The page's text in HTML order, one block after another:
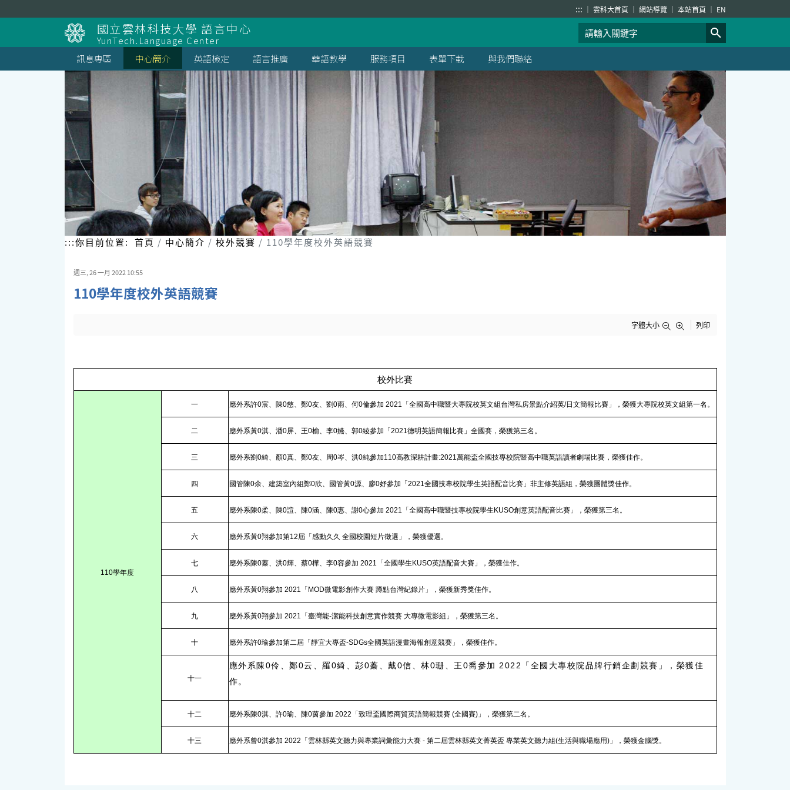
到
::: 雲科大首頁 網站導覽 本站首頁 EN
國立雲林科技大學 語言中心
YunTech.Language Center
訊息專區
中心簡介 英語檢定 語言推廣 華語教學 服務項目 表單下載 與我們聯絡
:::你目前位置: 首頁 中心簡介 校外競賽 110學年度校外英語競賽
週三, 26 一月 2022 10:55
110學年度校外英語競賽
字體大小 列印
校外比賽
110學年度
一 應外系許0宸、陳0慈、鄭0友、劉0雨、何0倫參加 2021「全國高中職暨大專院校英文組台灣私房景點介紹英/日文簡報比賽」，榮獲大專院校英文組第一名。
二 應外系黃0淇、潘0屏、王0榆、李0嬿、郭0綾參加「2021德明英語簡報比賽」全國賽，榮獲第三名。
三 應外系劉0綺、顏0真、鄭0友、周0岑、洪0純參加110高教深耕計畫:2021萬能盃全國技專校院暨高中職英語讀者劇場比賽，榮獲佳作。
四 國管陳0余、建築室內組鄭0欣、國管黃0源、廖0妤參加「2021全國技專校院學生英語配音比賽」非主修英語組，榮獲團體獎佳作。
五 應外系陳0柔、陳0諠、陳0涵、陳0惠、謝0心參加 2021「全國高中職暨技專校院學生KUSO創意英語配音比賽」，榮獲第三名。
六 應外系黃0翔參加第12屆「感動久久 全國校園短片徵選」，榮獲優選。
七 應外系陳0蓁、洪0輝、蔡0樺、李0容參加 2021「全國學生KUSO英語配音大賽」，榮獲佳作。
八 應外系黃0翔參加 2021「MOD微電影創作大賽 蹲點台灣紀錄片」，榮獲新秀獎佳作。
九 應外系黃0翔參加 2021「臺灣能-潔能科技創意實作競賽 大專微電影組」，榮獲第三名。
十 應外系許0瑜參加第二屆「靜宜大專盃-SDGs全國英語漫畫海報創意競賽」，榮獲佳作。
十一
應外系陳0伶、鄭0云、羅0綺、彭0蓁、戴0信、林0珊、王0喬參加 2022「全國大專校院品牌行銷企劃競賽」，榮獲佳
作。
十二 應外系陳0淇、許0瑜、陳0茵參加 2022「致理盃國際商貿英語簡報競賽 (全國賽)」，榮獲第二名。
十三 應外系曾0淇參加 2022「雲林縣英文聽力與專業詞彙能力大賽 - 第二屆雲林縣英文菁英盃 專業英文聽力組(生活與職場應用)」，榮獲金腦獎。